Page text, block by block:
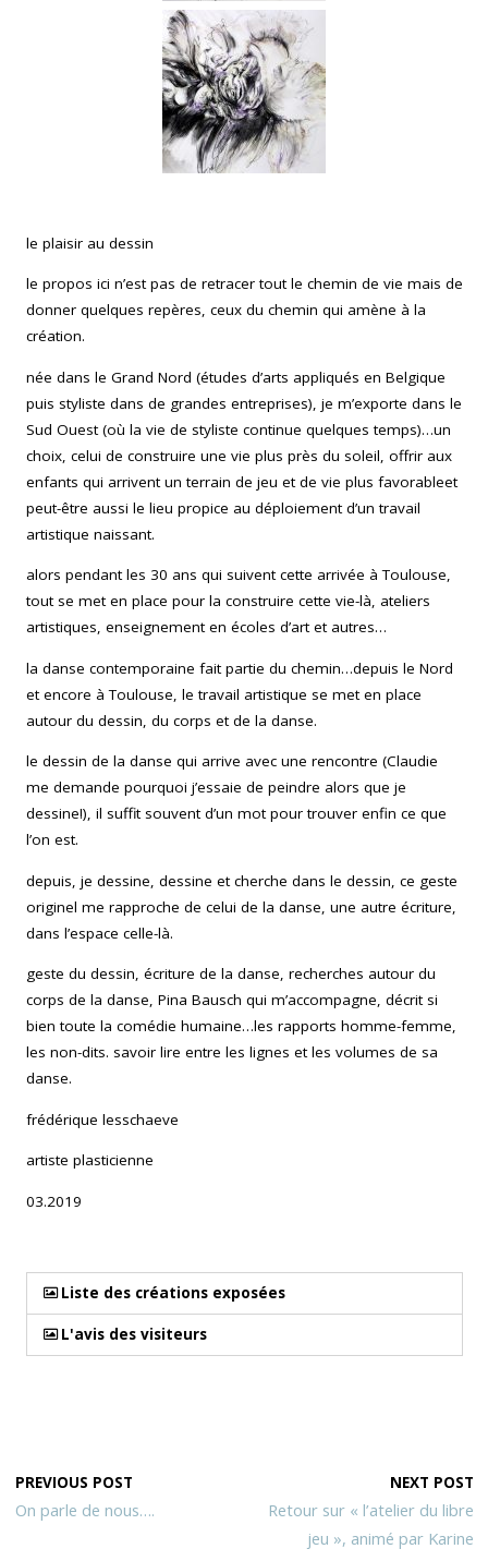
le plaisir au dessin
le propos ici n’est pas de retracer tout le chemin de vie mais de
donner quelques repères, ceux du chemin qui amène à la
création.
née dans le Grand Nord (études d’arts appliqués en Belgique
puis styliste dans de grandes entreprises), je m’exporte dans le
Sud Ouest (où la vie de styliste continue quelques temps)…un
choix, celui de construire une vie plus près du soleil, offrir aux
enfants qui arrivent un terrain de jeu et de vie plus favorableet
peut-être aussi le lieu propice au déploiement d’un travail
artistique naissant.
alors pendant les 30 ans qui suivent cette arrivée à Toulouse,
tout se met en place pour la construire cette vie-là, ateliers
artistiques, enseignement en écoles d’art et autres…
la danse contemporaine fait partie du chemin…depuis le Nord
et encore à Toulouse, le travail artistique se met en place
autour du dessin, du corps et de la danse.
le dessin de la danse qui arrive avec une rencontre (Claudie
me demande pourquoi j’essaie de peindre alors que je
dessine!), il suffit souvent d’un mot pour trouver enfin ce que
l’on est.
depuis, je dessine, dessine et cherche dans le dessin, ce geste
originel me rapproche de celui de la danse, une autre écriture,
dans l’espace celle-là.
geste du dessin, écriture de la danse, recherches autour du
corps de la danse, Pina Bausch qui m’accompagne, décrit si
bien toute la comédie humaine…les rapports homme-femme,
les non-dits. savoir lire entre les lignes et les volumes de sa
danse.
frédérique lesschaeve
artiste plasticienne
03.2019
Liste des créations exposées
L'avis des visiteurs
PREVIOUS POST
On parle de nous….
NEXT POST
Retour sur « l’atelier du libre
jeu », animé par Karine